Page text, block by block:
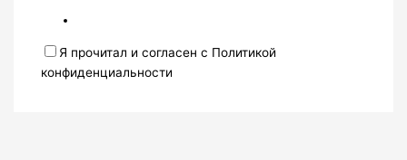
Я прочитал и согласен с Политикой
конфиденциальности